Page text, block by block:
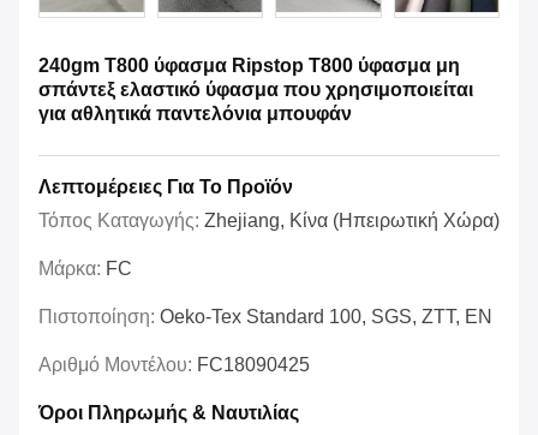
240gm T800 ύφασμα Ripstop T800 ύφασμα μη
σπάντεξ ελαστικό ύφασμα που χρησιμοποιείται
για αθλητικά παντελόνια μπουφάν
Λεπτομέρειες Για Το Προϊόν
Τόπος Καταγωγής: Zhejiang, Κίνα (ηπειρωτική Χώρα)
Μάρκα: FC
Πιστοποίηση: Oeko-Tex Standard 100, SGS, ZTT, EN
Αριθμό Μοντέλου: FC18090425
Όροι Πληρωμής & Ναυτιλίας